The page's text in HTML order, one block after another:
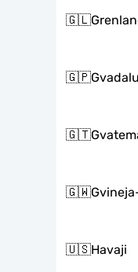
🇬🇱
🇬🇵
🇬🇹
🇬🇼
🇺🇸Havaji